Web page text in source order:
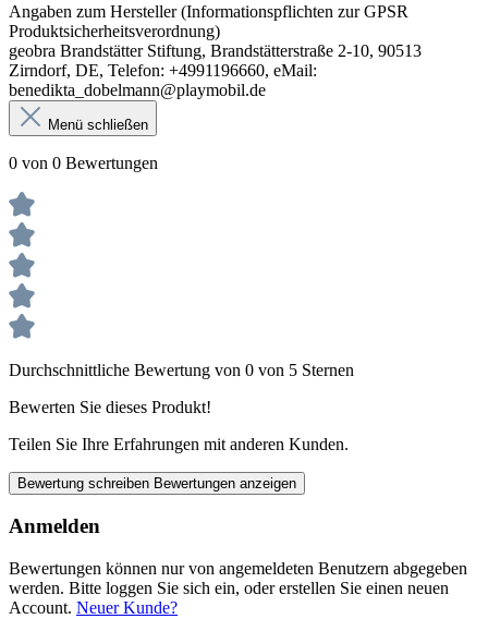
Angaben zum Hersteller (Informationspflichten zur GPSR
Produktsicherheitsverordnung)
geobra Brandstätter Stiftung, Brandstätterstraße 2-10, 90513
Zirndorf, DE, Telefon: +4991196660, eMail:
benedikta_dobelmann@playmobil.de
Menü schließen
0 von 0 Bewertungen
Durchschnittliche Bewertung von 0 von 5 Sternen
Bewerten Sie dieses Produkt!
Teilen Sie Ihre Erfahrungen mit anderen Kunden.
Bewertung schreiben Bewertungen anzeigen
Anmelden
Bewertungen können nur von angemeldeten Benutzern abgegeben
werden. Bitte loggen Sie sich ein, oder erstellen Sie einen neuen
Account. Neuer Kunde?